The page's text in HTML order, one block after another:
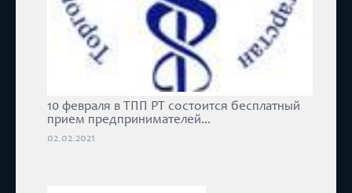
10 февраля в ТПП РТ состоится бесплатный
прием предпринимателей...
02.02.2021